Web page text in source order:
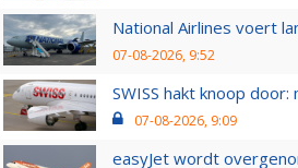
National Airlines voert
07-08-2026, 9:52
SWISS hakt knoop
07-08-2026, 9:09
easyJet wordt